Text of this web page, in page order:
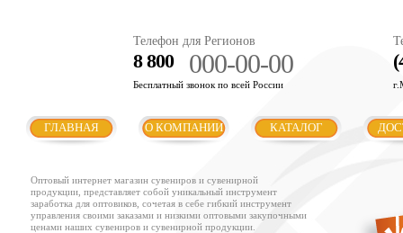
Телефон для Регионов
8 800 000-00-00
Бесплатный звонок по всей России
ГЛАВНАЯ О КОМПАНИИ КАТАЛОГ
Оптовый интернет магазин сувениров и сувенирной
продукции, представляет собой уникальный инструмент
заработка для оптовиков, сочетая в себе гибкий инструмент
управления своими заказами и низкими оптовыми закупочными
ценами наших сувениров и сувенирной продукции.